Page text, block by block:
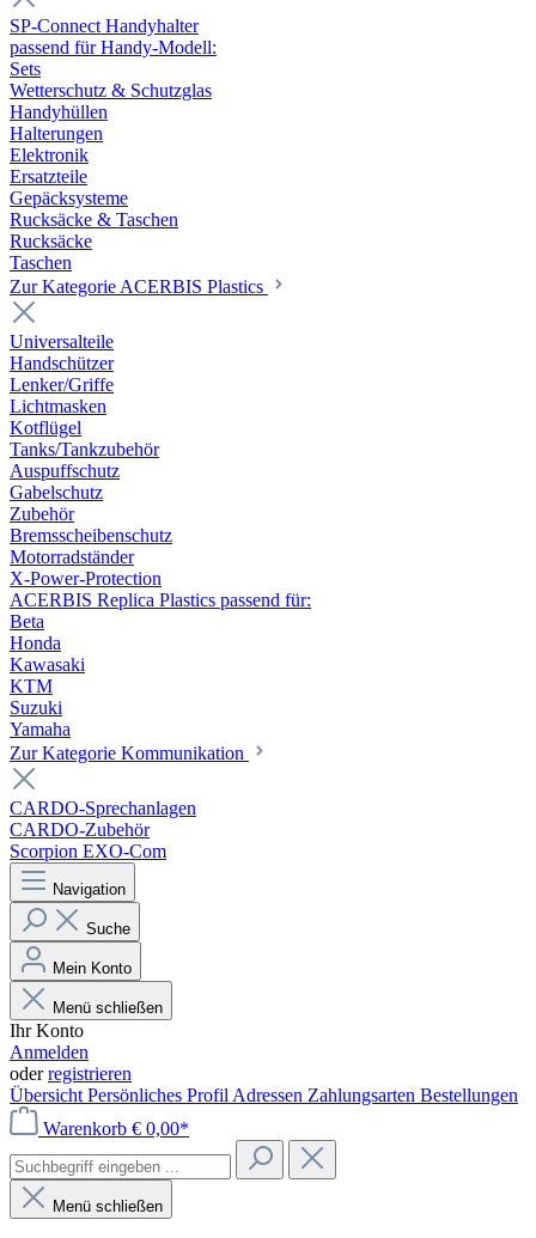
SP-Connect Handyhalter
passend für Handy-Modell:
Sets
Wetterschutz & Schutzglas
Handyhüllen
Halterungen
Elektronik
Ersatzteile
Gepäcksysteme
Rucksäcke & Taschen
Rucksäcke
Taschen
Zur Kategorie ACERBIS Plastics
Universalteile
Handschützer
Lenker/Griffe
Lichtmasken
Kotflügel
Tanks/Tankzubehör
Auspuffschutz
Gabelschutz
Zubehör
Bremsscheibenschutz
Motorradständer
X-Power-Protection
ACERBIS Replica Plastics passend für:
Beta
Honda
Kawasaki
KTM
Suzuki
Yamaha
Zur Kategorie Kommunikation
CARDO-Sprechanlagen
CARDO-Zubehör
Scorpion EXO-Com
Navigation
Suche
Mein Konto
Menü schließen
Ihr Konto
Anmelden
oderregistrieren
Übersicht Persönliches Profil Adressen Zahlungsarten Bestellungen
Warenkorb € 0,00*
Menü schließen